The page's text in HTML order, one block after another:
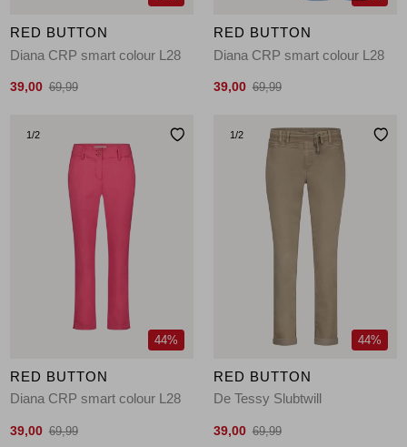
RED BUTTON
Diana CRP smart colour L28
39,00 69,99
RED BUTTON
Diana CRP smart colour L28
39,00 69,99
1/2
44%
RED BUTTON
Diana CRP smart colour L28
39,00 69,99
1/2
44%
RED BUTTON
De Tessy Slubtwill
39,00 69,99